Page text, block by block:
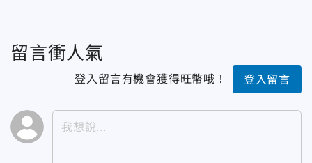
留言衝人氣
登入留言有機會獲得旺幣哦！ 登入留言